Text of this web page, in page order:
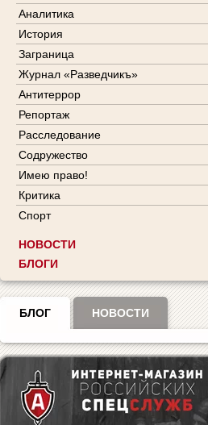
Аналитика
История
Заграница
Журнал «Разведчикъ»
Антитеррор
Репортаж
Расследование
Содружество
Имею право!
Критика
Спорт
НОВОСТИ
БЛОГИ
БЛОГ НОВОСТИ